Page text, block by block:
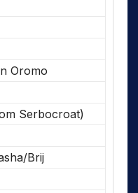
Oromo
Serbocroat)
Brij